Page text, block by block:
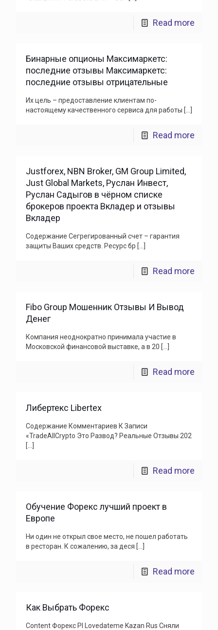
Read more
Бинарные опционы Максимаркетс:
последние отзывы Максимаркетс:
последние отзывы отрицательные
Их цель – предоставление клиентам по-
настоящему качественного сервиса для работы […]
Read more
Justforex, NBN Broker, GM Group Limited,
Just Global Markets, Руслан Инвест,
Руслан Садыгов в чёрном списке
брокеров проекта Вкладер и отзывы
Вкладер
Содержание Сегрегированный счет – гарантия
защиты Ваших средств. Ресурс бр […]
Read more
Fibo Group Мошенник Отзывы И Вывод
Денег
Компания неоднократно принимала участие в
Московской финансовой выставке, а в 20 […]
Read more
Либертекс Libertex
Содержание Комментариев К Записи
«TradeAllCrypto Это Развод? Реальные Отзывы 202
[…]
Read more
Обучение Форекс лучший проект в
Европе
Ни один не открыл свое место, не пошел работать
в ресторан. К сожалению, за деся […]
Read more
Как Выбрать Форекс
Content Форекс Pl Lovedateme Kazan Rus Сняли